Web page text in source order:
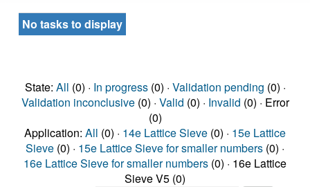
No tasks to display
State: All (0) · In progress(0) · Validation pending (0) ·
Validation inconclusive(0) · Valid (0) · Invalid (0) · Error
(0)
Application: All (0) · 14e Lattice Sieve (0) · 15e Lattice
Sieve (0) · 15e Lattice Sieve for smaller numbers (0) ·
16e Lattice Sieve for smaller numbers (0) · 16e Lattice
Sieve V5 (0)